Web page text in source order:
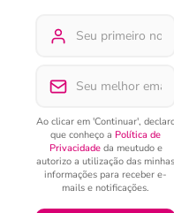
Ao clicar em 'Continuar',
que conheço a Política de
Privacidadeda meutudo e
autorizo a utilização das minhas
informações para receber e-
mails e notificações.